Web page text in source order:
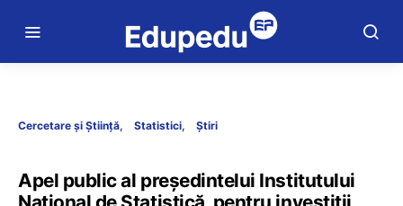
Cercetare și Știință Statistici Știri
Apel public al președintelui Institutului